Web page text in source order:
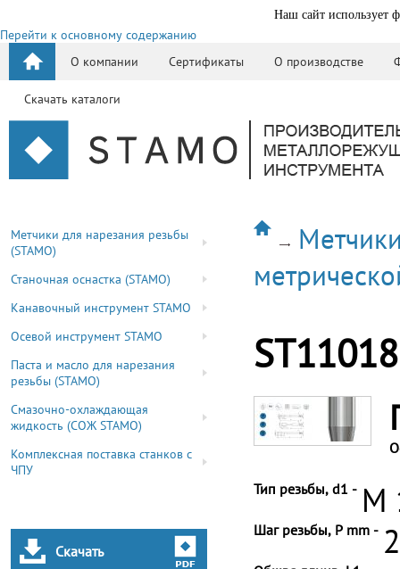
Наш сайт использует
Перейти к основному содержанию
О компании
Сертификаты О производстве
Скачать каталоги
Метчики для нарезания резьбы
(STAMO)
Станочная оснастка (STAMO)
Канавочный инструмент STAMO
Осевой инструмент STAMO
Паста и масло для нарезания
резьбы (STAMO)
Смазочно-охлаждающая
жидкость (СОЖ STAMO)
Комплексная поставка станков с
ЧПУ
Скачать
Тип резьбы, d1 - M
Шаг резьбы, P mm -